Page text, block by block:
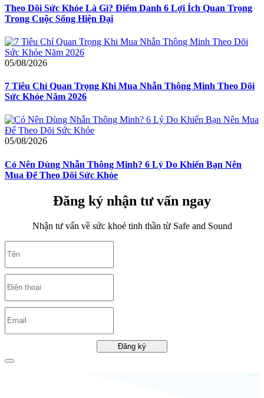
Theo Dõi Sức Khỏe Là Gì? Điểm Danh 6 Lợi Ích Quan Trọng
Trong Cuộc Sống Hiện Đại
05/08/2026
7 Tiêu Chí Quan Trọng Khi Mua Nhẫn Thông Minh Theo Dõi
Sức Khỏe Năm 2026
05/08/2026
Có Nên Dùng Nhẫn Thông Minh? 6 Lý Do Khiến Bạn Nên
Mua Để Theo Dõi Sức Khỏe
Đăng ký nhận tư vấn ngay
Nhận tư vấn về sức khoẻ tinh thần từ Safe and Sound
Đăng ký